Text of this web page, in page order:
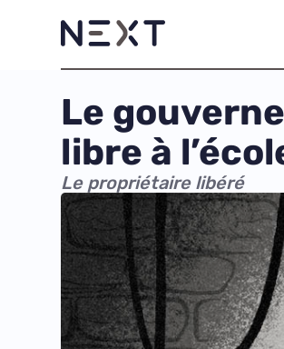
Le
libre à
Le propriétaire libéré